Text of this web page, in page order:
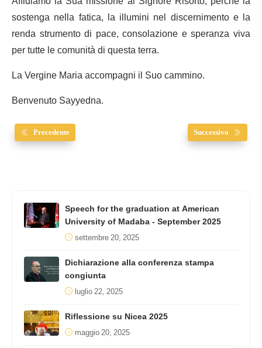
sostenga nella fatica, la illumini nel discernimento e la
renda strumento di pace, consolazione e speranza viva
per tutte le comunità di questa terra.
La Vergine Maria accompagni il Suo cammino.
Benvenuto Sayyedna.
Precedente Successivo
Speech for the graduation at American
University of Madaba - September 2025
settembre 20, 2025
Dichiarazione alla conferenza stampa
congiunta
luglio 22, 2025
Riflessione su Nicea 2025
maggio 20, 2025